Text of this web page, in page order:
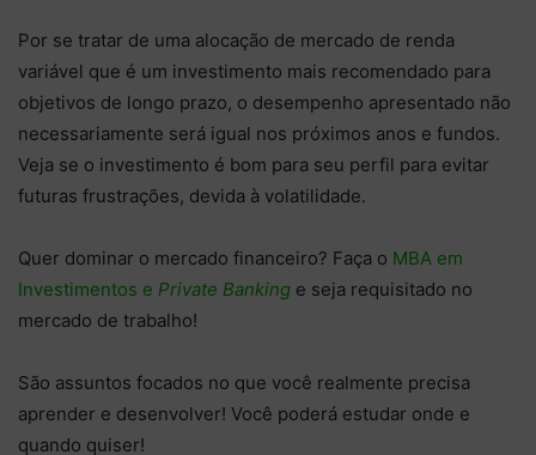
Por se tratar de uma alocação de mercado de renda
variável que é um investimento mais recomendado para
objetivos de longo prazo, o desempenho apresentado não
necessariamente será igual nos próximos anos e fundos.
Veja se o investimento é bom para seu perfil para evitar
futuras frustrações, devida à volatilidade.
Quer dominar o mercado financeiro? Faça o MBA em
Investimentos e Private Banking e seja requisitado no
mercado de trabalho!
São assuntos focados no que você realmente precisa
aprender e desenvolver! Você poderá estudar onde e
quando quiser!